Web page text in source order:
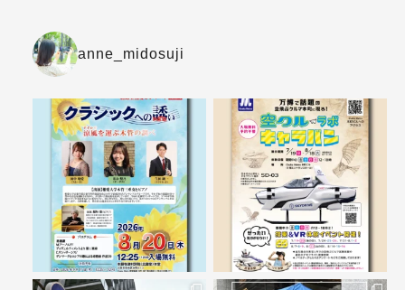
anne_midosuji